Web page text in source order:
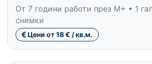
От 7 години работи през M+ • 1
снимки
Цени от 18 € / кв.м.